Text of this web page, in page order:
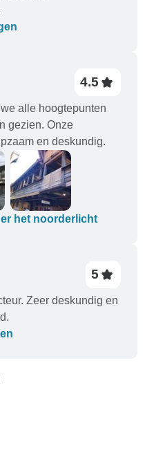
4.5
alle hoogtepunten
gezien. Onze
en deskundig.
het noorderlicht
5
Zeer deskundig en